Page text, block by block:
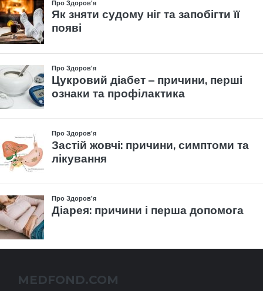
MEDFOND.COM